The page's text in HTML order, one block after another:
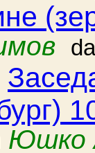
Юшко